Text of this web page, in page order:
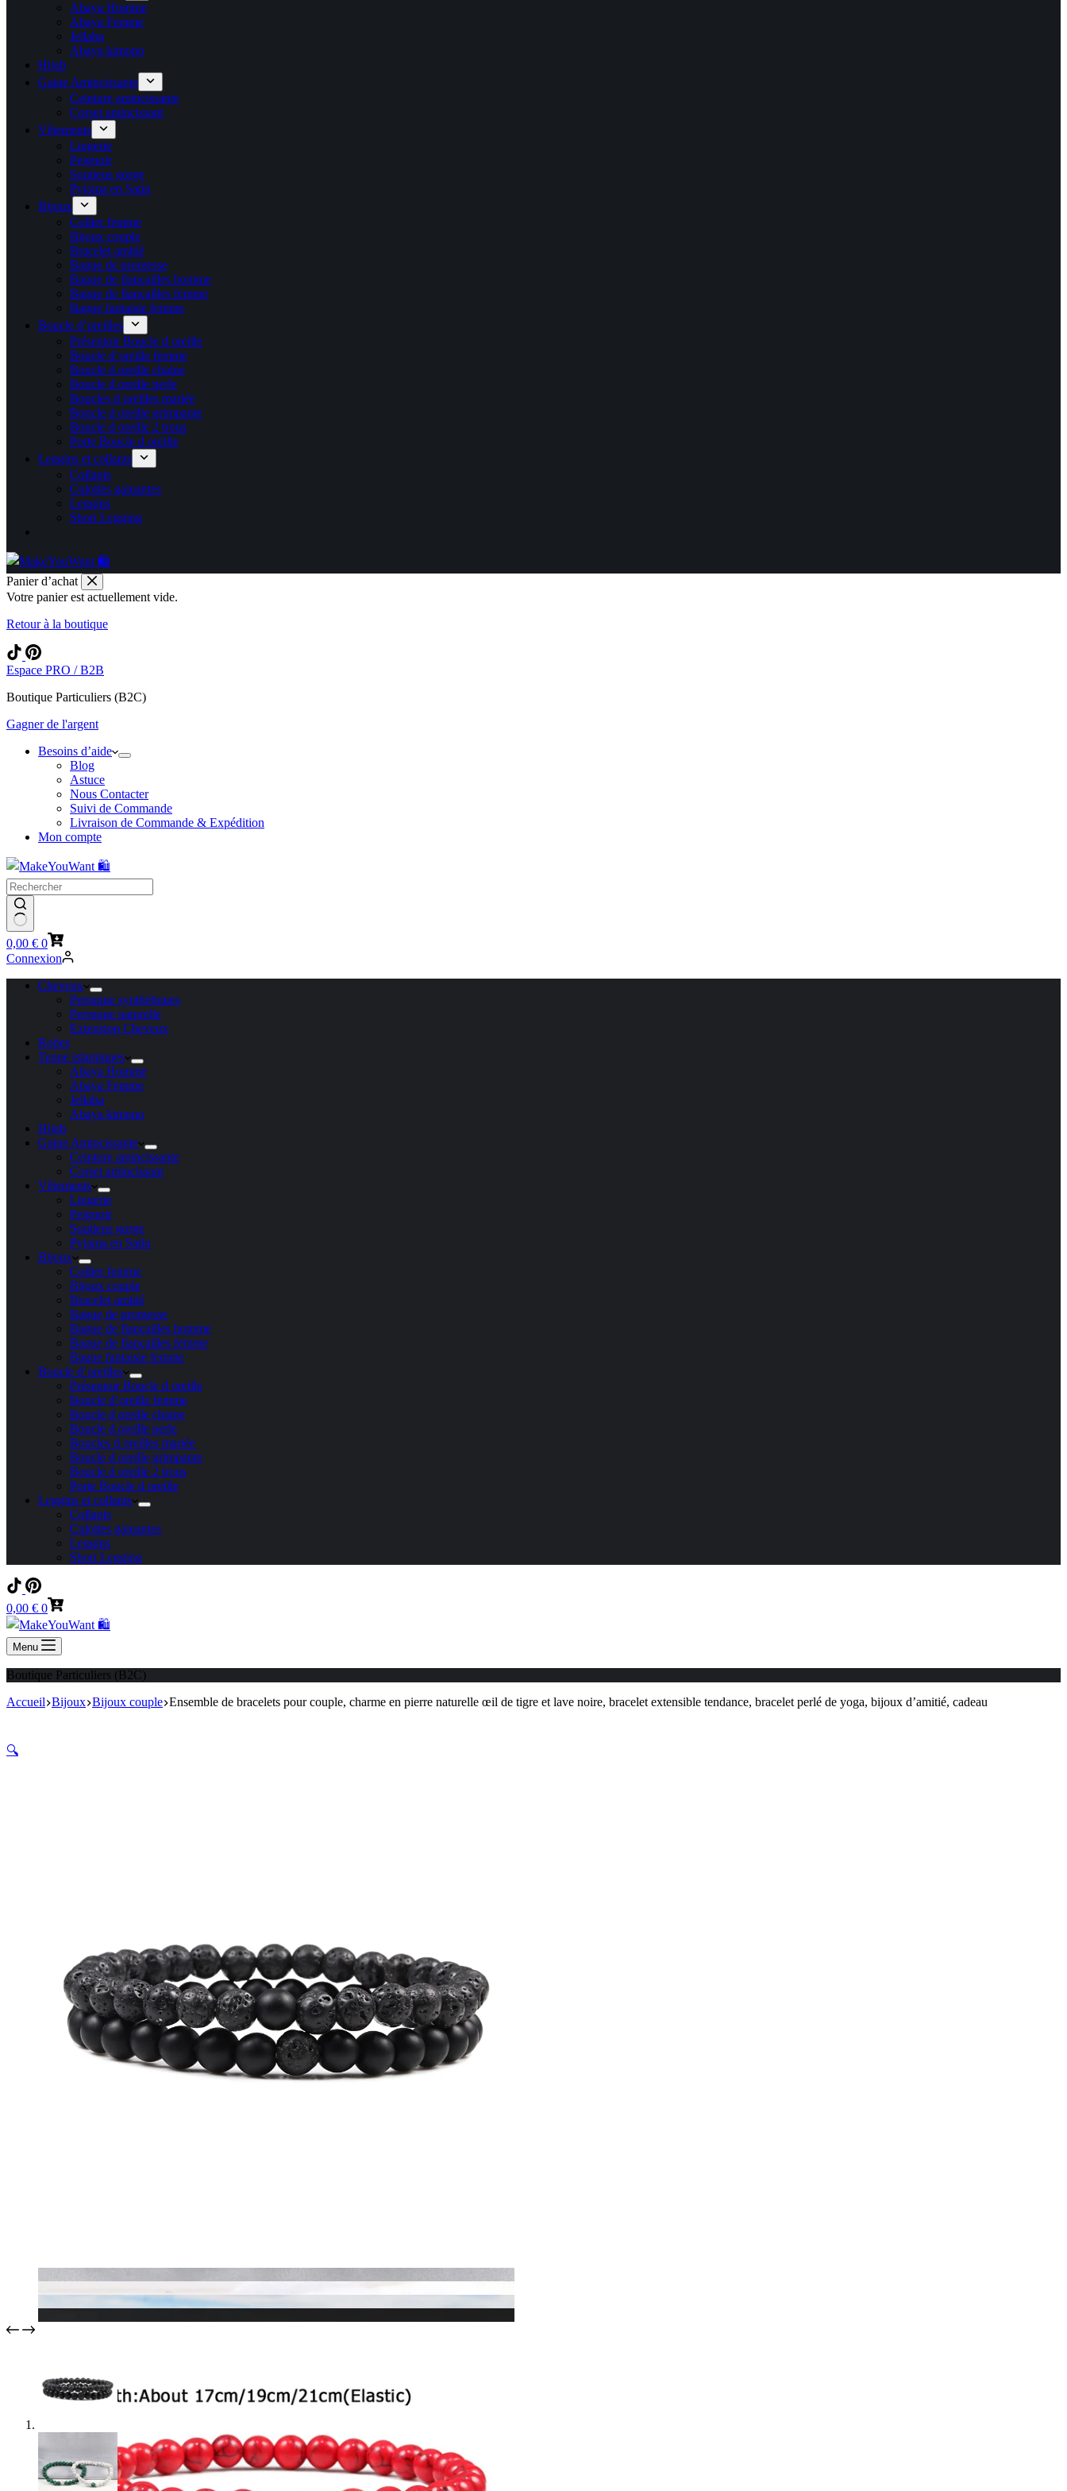
Abaya Homme
Abaya Femme
Jellaba
Abaya kimono
Hijab
Gaine Amincissante
Ceinture amincissante
Corset amincissant
Vêtements
Lingerie
Peignoir
Soutiens gorge
Pyjama en Satin
Bijoux
Collier femme
Bijoux couple
Bracelet amitié
Bague de promesse
Bague de fiançailles homme
Bague de fiançailles femme
Bague fantaisie femme
Boucle d’oreilles
Présentoir Boucle d oreille
Boucle d’oreille femme
Boucle d oreille chaine
Boucle d oreille perle
Boucles d oreilles mariée
Boucle d oreille grimpante
Boucle d oreille 2 trous
Porte Boucle d oreille
Leggins et collants
Collants
Culottes gainantes
Leggins
Short Legging
Panier d’achat
Votre panier est actuellement vide.
Retour à la boutique
Espace PRO / B2B
Boutique Particuliers (B2C)
Gagner de l'argent
Besoins d’aide
Blog
Astuce
Nous Contacter
Suivi de Commande
Livraison de Commande & Expédition
Mon compte
Panier
d’achat
0,00 € 0
Connexion
Cheveux
Perruque synthétiques
Perruque naturelle
Extension Cheveux
Robes
Tenue islamiques
Abaya Homme
Abaya Femme
Jellaba
Abaya kimono
Hijab
Gaine Amincissante
Ceinture amincissante
Corset amincissant
Vêtements
Lingerie
Peignoir
Soutiens gorge
Pyjama en Satin
Bijoux
Collier femme
Bijoux couple
Bracelet amitié
Bague de promesse
Bague de fiançailles homme
Bague de fiançailles femme
Bague fantaisie femme
Boucle d’oreilles
Présentoir Boucle d oreille
Boucle d’oreille femme
Boucle d oreille chaine
Boucle d oreille perle
Boucles d oreilles mariée
Boucle d oreille grimpante
Boucle d oreille 2 trous
Porte Boucle d oreille
Leggins et collants
Collants
Culottes gainantes
Leggins
Short Legging
Panier
d’achat
0,00 € 0
Menu
Boutique Particuliers (B2C)
Accueil Bijoux Bijoux couple Ensemble de bracelets pour couple, charme en pierre naturelle œil de tigre et lave noire, bracelet extensible tendance, bracelet perlé de yoga, bijoux d’amitié, cadeau
🔍